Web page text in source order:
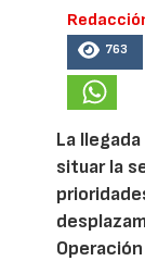
763
La
situar la